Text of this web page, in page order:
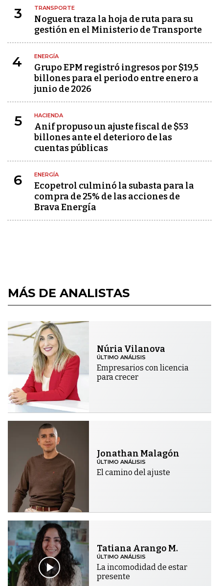
3 TRANSPORTE
Noguera traza la hoja de ruta para su
gestión en el Ministerio de Transporte
4 ENERGÍA
Grupo EPM registró ingresos por $19,5
billones para el periodo entre enero a
junio de 2026
5 HACIENDA
Anif propuso un ajuste fiscal de $53
billones ante el deterioro de las
cuentas públicas
6 ENERGÍA
Ecopetrol culminó la subasta para la
compra de 25% de las acciones de
Brava Energía
MÁS DE ANALISTAS
Núria Vilanova
ÚLTIMO ANÁLISIS
Empresarios con licencia
para crecer
Jonathan Malagón
ÚLTIMO ANÁLISIS
El camino del ajuste
Tatiana Arango M.
ÚLTIMO ANÁLISIS
La incomodidad de estar
presente